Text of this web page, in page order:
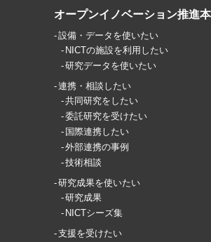
オープンイノベーション推進
設備・データを使いたい
NICTの施設を利用したい
研究データを使いたい
連携・相談したい
共同研究をしたい
委託研究を受けたい
国際連携したい
外部連携の事例
技術相談
研究成果を使いたい
研究成果
NICTシーズ集
支援を受けたい